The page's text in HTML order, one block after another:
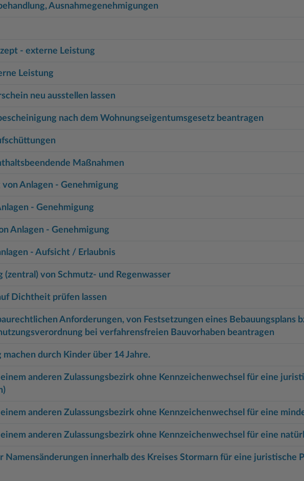
Ausnahmegenehmigungen
- externe Leistung
Leistung
neu ausstellen lassen
nach dem Wohnungseigentumsgesetz beantragen
Maßnahmen
Anlagen - Genehmigung
- Genehmigung
Anlagen - Genehmigung
- Aufsicht / Erlaubnis
(zentral) von Schmutz- und Regenwasser
Dichtheit prüfen lassen
Anforderungen, von Festsetzungen eines Bebauungsplans
bei verfahrensfreien Bauvorhaben beantragen
durch Kinder über 14 Jahre.
anderen Zulassungsbezirk ohne Kennzeichenwechsel für eine
anderen Zulassungsbezirk ohne Kennzeichenwechsel für eine
anderen Zulassungsbezirk ohne Kennzeichenwechsel für eine
Namensänderungen innerhalb des Kreises Stormarn für eine juristische